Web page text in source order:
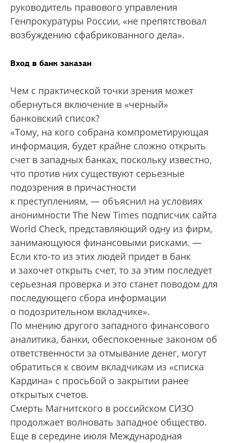
руководитель правового управления
Генпрокуратуры России, «не препятствовал
возбуждению сфабрикованного дела».
Вход в банк заказан
Чем с практической точки зрения может
обернуться включение в «черный»
банковский список?
«Тому, на кого собрана компрометирующая
информация, будет крайне сложно открыть
счет в западных банках, поскольку известно,
что против них существуют серьезные
подозрения в причастности
к преступлениям, — объяснил на условиях
анонимности The New Times подписчик сайта
World Check, представляющий одну из фирм,
занимающуюся финансовыми рисками. —
Если кто-то из этих людей придет в банк
и захочет открыть счет, то за этим последует
серь­езная проверка и это станет поводом для
последующего сбора информации
о подозрительном вкладчике».
По мнению другого западного финансового
аналитика, банки, обеспокоенные законом об
ответственности за отмывание денег, могут
обратиться к своим вкладчикам из «списка
Кардина» с просьбой о закрытии ранее
открытых счетов.
Смерть Магнитского в российском СИЗО
продолжает волновать западное общество.
Еще в середине июля Международная